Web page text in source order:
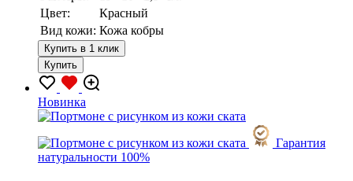
Цвет:
Красный
Вид кожи: Кожа кобры
Купить в 1 клик
Купить
Новинка
Гарантия
натуральности 100%